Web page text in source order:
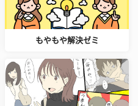
もやもや解決ゼミ